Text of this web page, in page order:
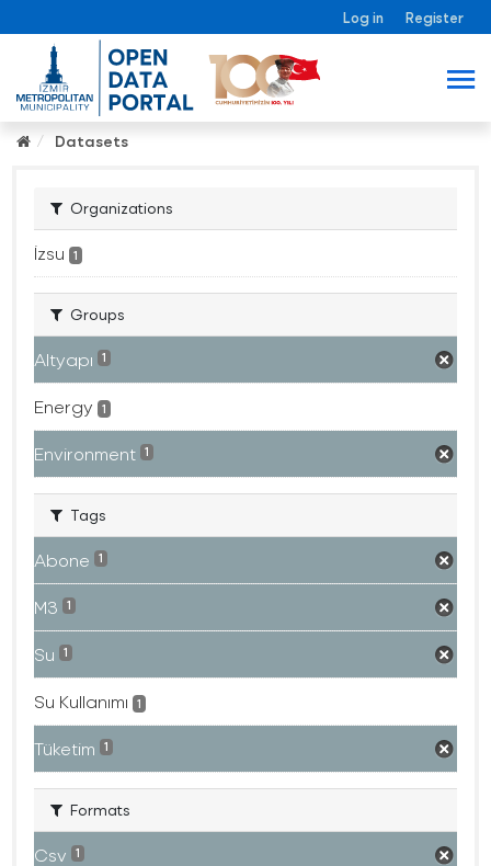
Log in Register
Datasets
Organizations
İzsu 1
Groups
Altyapı 1
Energy 1
Environment 1
Tags
Abone 1
M3 1
Su 1
Su Kullanımı 1
Tüketim 1
Formats
Csv 1